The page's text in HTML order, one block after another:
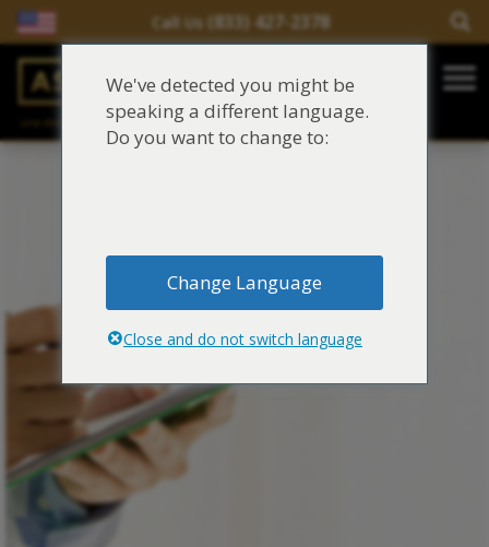
Call Us (833) 427-2378
Salir del contenido
Main Navigation
Justinian C. Lane, Esq. – PLLC
Reclamaciones de asbesto/mesotelioma
Síntomas y tratamiento del asbesto
Centro de aprendizaje de asbesto
Blog de Asbestos
Sobre Nosotros
We've detected you might be
speaking a different language.
Do you want to change to:
Change Language
Close and do not switch language